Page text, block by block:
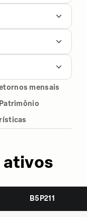
mensais
Patrimônio
B5P211